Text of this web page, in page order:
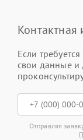
Если
свои данные и
Отправляя